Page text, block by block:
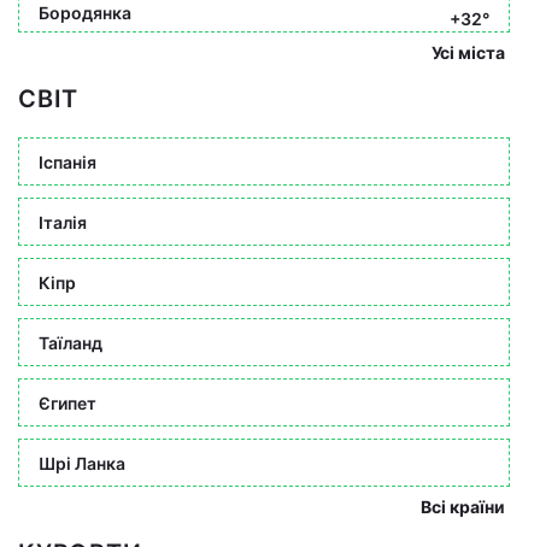
Бородянка
+32°
Усі міста
СВІТ
Іспанія
Італія
Кіпр
Таїланд
Єгипет
Шрі Ланка
Всі країни